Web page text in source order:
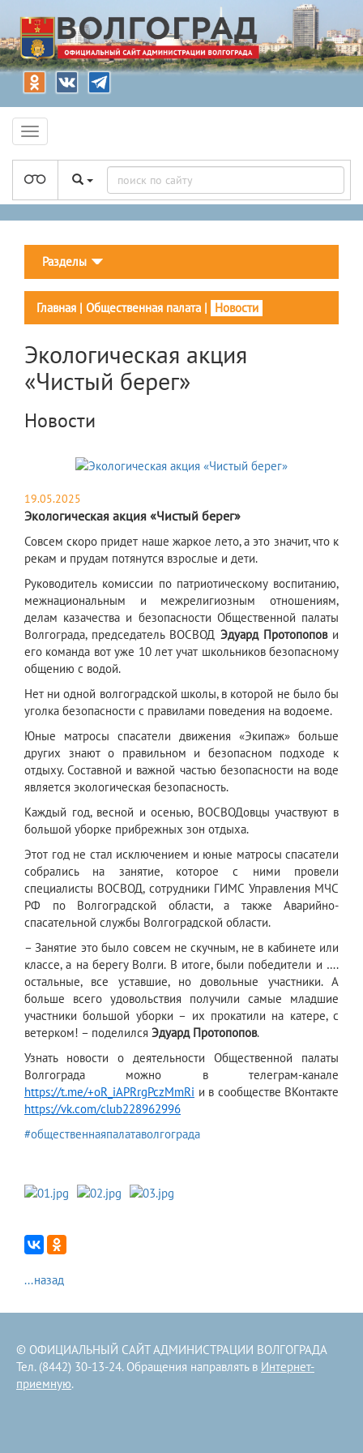
Разделы
Главная | Общественная палата | Новости
Экологическая акция
«Чистый берег»
Новости
19.05.2025
Экологическая акция «Чистый берег»
​Совсем скоро придет наше жаркое лето, а это значит, что к
рекам и прудам потянутся взрослые и дети.
Руководитель комиссии по патриотическому воспитанию,
межнациональным и межрелигиозным отношениям,
делам казачества и безопасности Общественной палаты
Волгограда, председатель ВОСВОД Эдуард Протопопови
его команда вот уже 10 лет учат школьников безопасному
общению с водой.
Нет ни одной волгоградской школы, в которой не было бы
уголка безопасности с правилами поведения на водоеме.
Юные матросы спасатели движения «Экипаж» больше
других знают о правильном и безопасном подходе к
отдыху. Составной и важной частью безопасности на воде
является экологическая безопасность.
Каждый год, весной и осенью, ВОСВОДовцы участвуют в
большой уборке прибрежных зон отдыха.
Этот год не стал исключением и юные матросы спасатели
собрались на занятие, которое с ними провели
специалисты ВОСВОД, сотрудники ГИМС Управления МЧС
РФ по Волгоградской области, а также Аварийно-
спасательной службы Волгоградской области.
– Занятие это было совсем не скучным, не в кабинете или
классе, а на берегу Волги. В итоге, были победители и ….
остальные, все уставшие, но довольные участники. А
больше всего удовольствия получили самые младшие
участники большой уборки – их прокатили на катере, с
ветерком! – поделился Эдуард Протопопов.
Узнать новости о деятельности Общественной палаты
Волгограда можно в телеграм-канале
https://t.me/+oR_iAPRrgPczMmRi и в сообществе ВКонтакте
https://vk.com/club228962996
#общественнаяпалатаволгограда
...назад
© ОФИЦИАЛЬНЫЙ САЙТ АДМИНИСТРАЦИИ ВОЛГОГРАДА
Тел. (8442) 30-13-24. Обращения направлять в Интернет-
приемную.